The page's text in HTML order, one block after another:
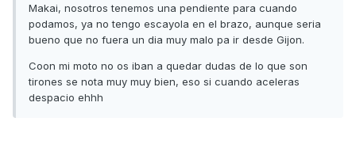
Makai, nosotros tenemos una pendiente para cuando
podamos, ya no tengo escayola en el brazo, aunque seria
bueno que no fuera un dia muy malo pa ir desde Gijon.
Coon mi moto no os iban a quedar dudas de lo que son
tirones se nota muy muy bien, eso si cuando aceleras
despacio ehhh